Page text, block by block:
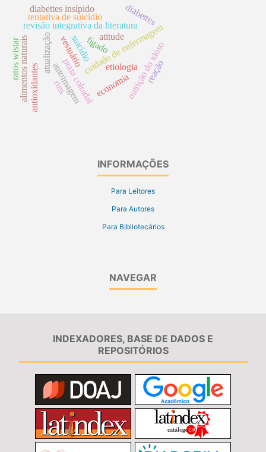
cuidado de enfermagem
prata coloidal etiologia
revisão integrativa da literatura
atualização
antioxidantes
alimentos naturais nutrição do idoso
autoimagem
rins
suicídio
vestuário
economia
tentativa de suicídio
fígado
reação
diabettes
ratos wistar
atitude
diabettes insípido
INFORMAÇÕES
Para Leitores
Para Autores
Para Bibliotecários
NAVEGAR
INDEXADORES, BASE DE DADOS E
REPOSITÓRIOS